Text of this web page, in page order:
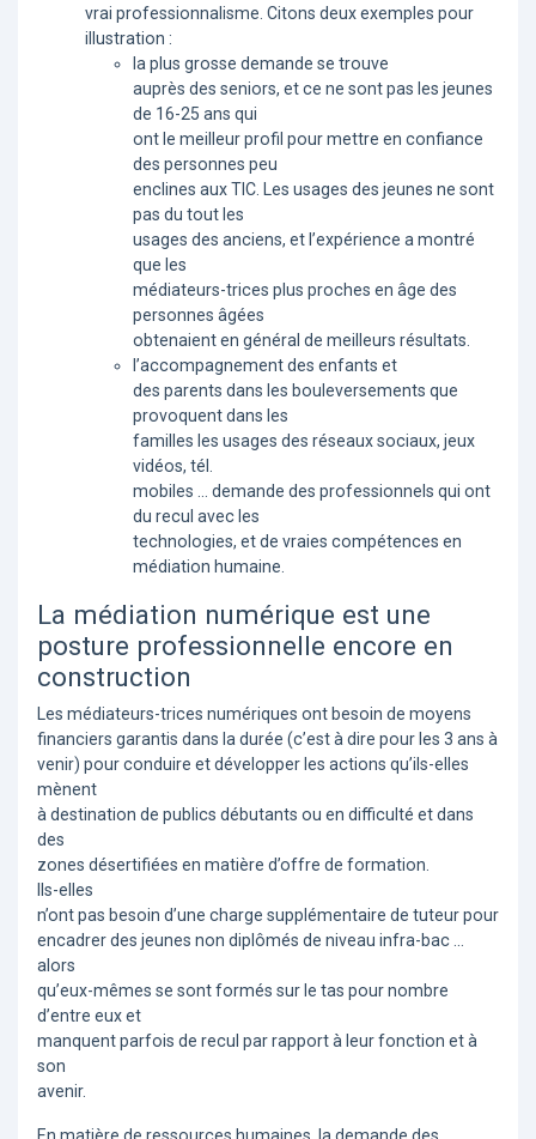
vrai professionnalisme. Citons deux exemples pour
illustration :
la plus grosse demande se trouve
auprès des seniors, et ce ne sont pas les jeunes
de 16-25 ans qui
ont le meilleur profil pour mettre en confiance
des personnes peu
enclines aux TIC. Les usages des jeunes ne sont
pas du tout les
usages des anciens, et l’expérience a montré
que les
médiateurs-trices plus proches en âge des
personnes âgées
obtenaient en général de meilleurs résultats.
l’accompagnement des enfants et
des parents dans les bouleversements que
provoquent dans les
familles les usages des réseaux sociaux, jeux
vidéos, tél.
mobiles ... demande des professionnels qui ont
du recul avec les
technologies, et de vraies compétences en
médiation humaine.
La médiation numérique est une
posture professionnelle encore en
construction
Les médiateurs-trices numériques ont besoin de moyens
financiers garantis dans la durée (c’est à dire pour les 3 ans à
venir) pour conduire et développer les actions qu’ils-elles
mènent
à destination de publics débutants ou en difficulté et dans
des
zones désertifiées en matière d’offre de formation.
Ils-elles
n’ont pas besoin d’une charge supplémentaire de tuteur pour
encadrer des jeunes non diplômés de niveau infra-bac ...
alors
qu’eux-mêmes se sont formés sur le tas pour nombre
d’entre eux et
manquent parfois de recul par rapport à leur fonction et à
son
avenir.